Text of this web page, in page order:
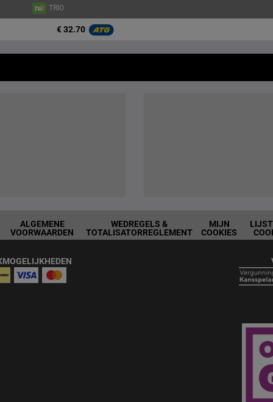
TRIO
€ 32.70
ALGEMENE
VOORWAARDEN
WEDREGELS &
TOTALISATORREGLEMENT
MIJN
COOKIES